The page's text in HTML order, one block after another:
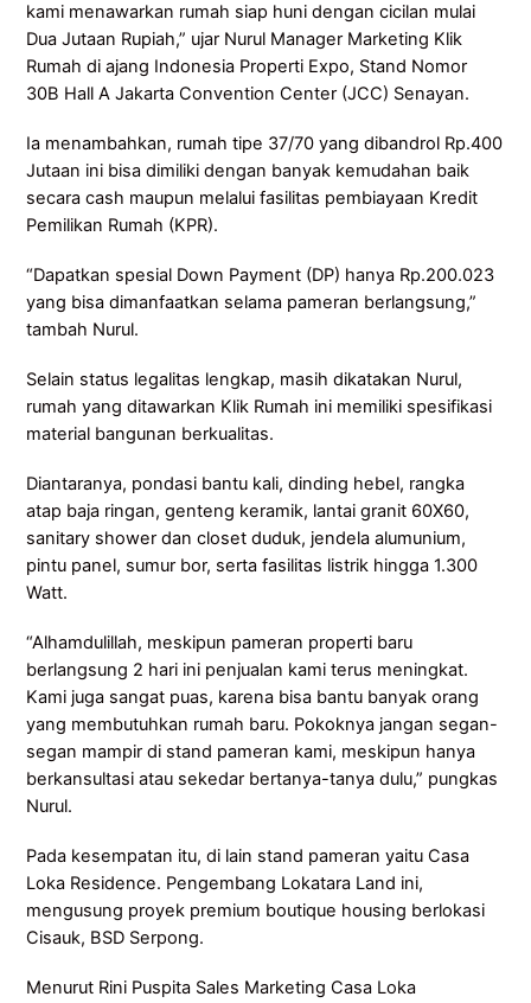
kami menawarkan rumah siap huni dengan cicilan mulai
Dua Jutaan Rupiah,” ujar Nurul Manager Marketing Klik
Rumah di ajang Indonesia Properti Expo, Stand Nomor
30B Hall A Jakarta Convention Center (JCC) Senayan.
Ia menambahkan, rumah tipe 37/70 yang dibandrol Rp.400
Jutaan ini bisa dimiliki dengan banyak kemudahan baik
secara cash maupun melalui fasilitas pembiayaan Kredit
Pemilikan Rumah (KPR).
“Dapatkan spesial Down Payment (DP) hanya Rp.200.023
yang bisa dimanfaatkan selama pameran berlangsung,”
tambah Nurul.
Selain status legalitas lengkap, masih dikatakan Nurul,
rumah yang ditawarkan Klik Rumah ini memiliki spesifikasi
material bangunan berkualitas.
Diantaranya, pondasi bantu kali, dinding hebel, rangka
atap baja ringan, genteng keramik, lantai granit 60X60,
sanitary shower dan closet duduk, jendela alumunium,
pintu panel, sumur bor, serta fasilitas listrik hingga 1.300
Watt.
“Alhamdulillah, meskipun pameran properti baru
berlangsung 2 hari ini penjualan kami terus meningkat.
Kami juga sangat puas, karena bisa bantu banyak orang
yang membutuhkan rumah baru. Pokoknya jangan segan-
segan mampir di stand pameran kami, meskipun hanya
berkansultasi atau sekedar bertanya-tanya dulu,” pungkas
Nurul.
Pada kesempatan itu, di lain stand pameran yaitu Casa
Loka Residence. Pengembang Lokatara Land ini,
mengusung proyek premium boutique housing berlokasi
Cisauk, BSD Serpong.
Menurut Rini Puspita Sales Marketing Casa Loka